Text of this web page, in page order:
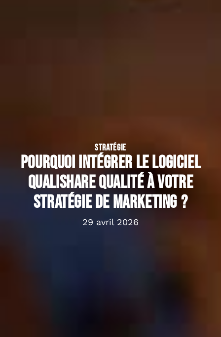
STRATÉGIE
Pourquoi intégrer le logiciel
Qualishare Qualité à votre
stratégie de marketing ?
29 avril 2026